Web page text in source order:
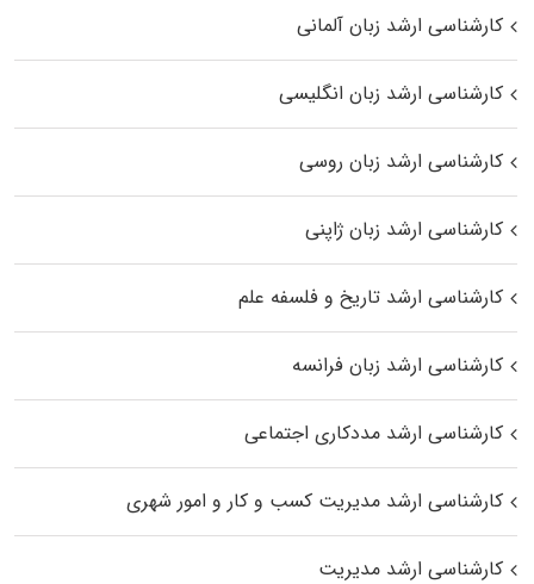
کارشناسی ارشد زبان آلمانی
کارشناسی ارشد زبان انگلیسی
کارشناسی ارشد زبان روسی
کارشناسی ارشد زبان ژاپنی
کارشناسی ارشد تاریخ و فلسفه علم
کارشناسی ارشد زبان فرانسه
کارشناسی ارشد مددکاری اجتماعی
کارشناسی ارشد مدیریت کسب و کار و امور شهری
کارشناسی ارشد مدیریت